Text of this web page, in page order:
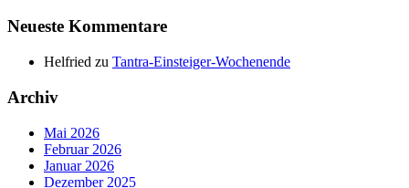
Neueste Kommentare
Helfried zu Tantra-Einsteiger-Wochenende
Archiv
Mai 2026
Februar 2026
Januar 2026
Dezember 2025